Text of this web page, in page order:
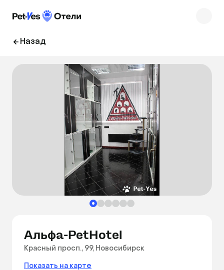
Назад
Альфа-PetHotel
Красный просп., 99, Новосибирск
Показать на карте